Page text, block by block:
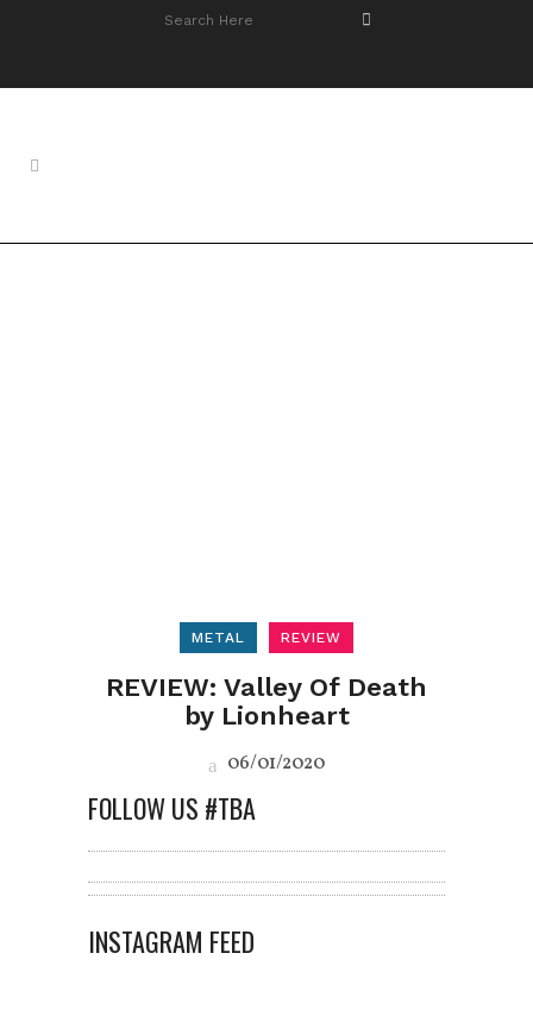
METAL REVIEW
REVIEW: Valley Of Death
by Lionheart
06/01/2020
FOLLOW US #TBA
INSTAGRAM FEED